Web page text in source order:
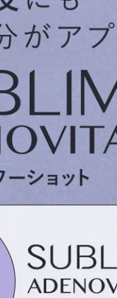
が新登場！】
ース ヘアケ
容成分
合
ー →